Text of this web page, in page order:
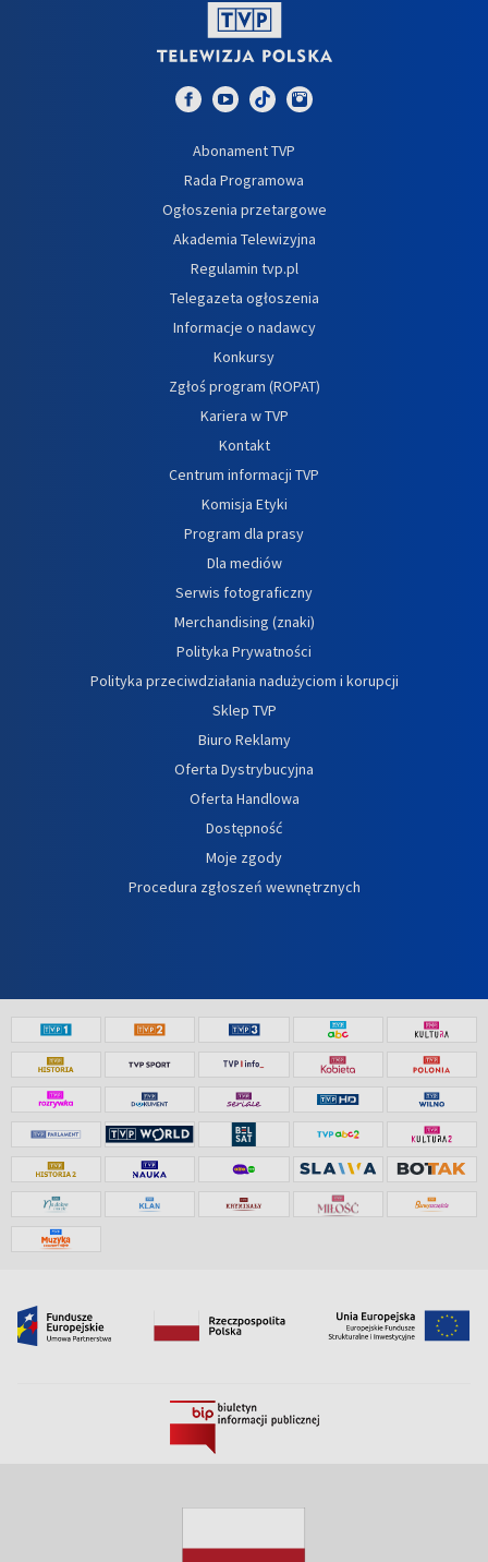
Abonament TVP
Rada Programowa
Ogłoszenia przetargowe
Akademia Telewizyjna
Regulamin tvp.pl
Telegazeta ogłoszenia
Informacje o nadawcy
Konkursy
Zgłoś program (ROPAT)
Kariera w TVP
Kontakt
Centrum informacji TVP
Komisja Etyki
Program dla prasy
Dla mediów
Serwis fotograficzny
Merchandising (znaki)
Polityka Prywatności
Polityka przeciwdziałania nadużyciom i korupcji
Sklep TVP
Biuro Reklamy
Oferta Dystrybucyjna
Oferta Handlowa
Dostępność
Moje zgody
Procedura zgłoszeń wewnętrznych